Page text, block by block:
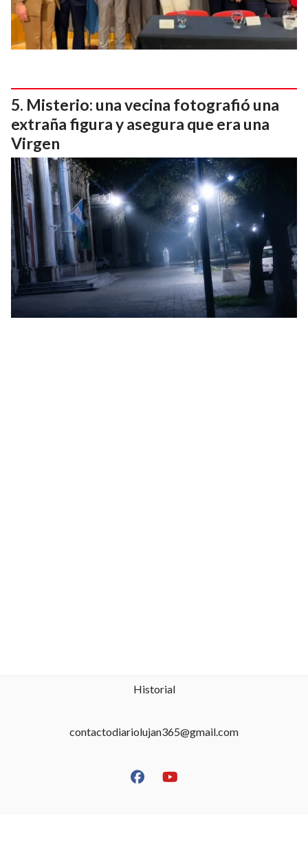
Misterio: una vecina fotografió una
extraña figura y asegura que era una
Virgen
Historial
contactodiariolujan365@gmail.com